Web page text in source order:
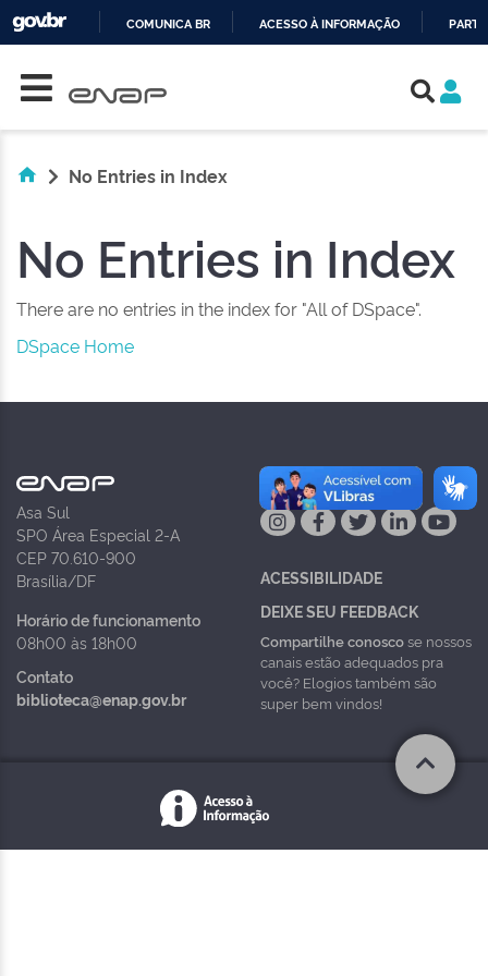
COMUNICA BR ACESSO À INFORMAÇÃO
No Entries in Index
No Entries in Index
There are no entries in the index for "All of DSpace".
DSpace Home
Asa Sul
SPO Área Especial 2-A
CEP 70.610-900
Brasília/DF
Horário de funcionamento
08h00 às 18h00
Contato
biblioteca@enap.gov.br
NAS REDES
ACESSIBILIDADE
DEIXE SEU FEEDBACK
Compartilhe conoscose nossos
canais estão adequados pra
você? Elogios também são
super bem vindos!